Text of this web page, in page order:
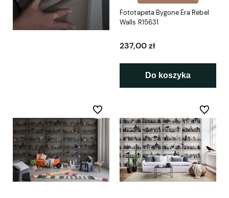
Fototapeta Bygone Era Rebel
Walls R15631
237,00 zł
Do koszyka
Do ulubionych Do